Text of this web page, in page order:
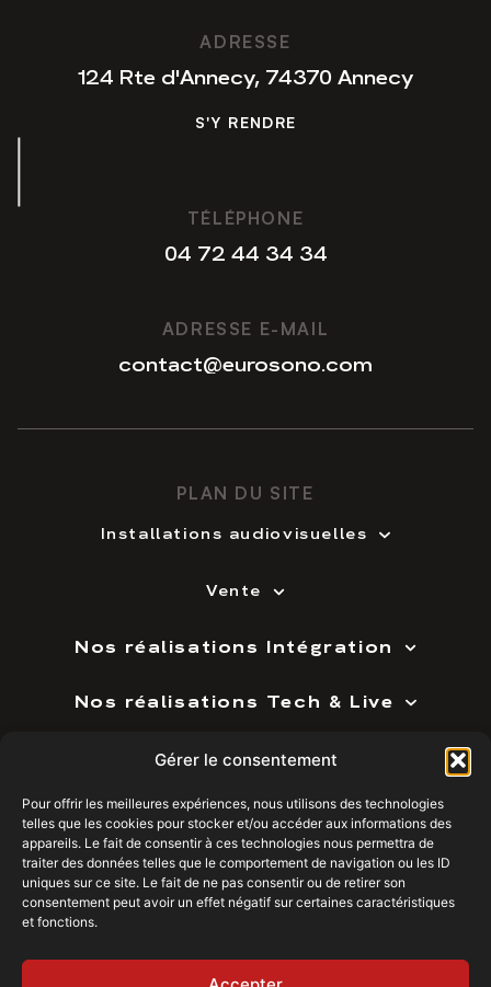
Gérer le consentement
Pour offrir les meilleures expériences, nous utilisons des technologies
telles que les cookies pour stocker et/ou accéder aux informations des
appareils. Le fait de consentir à ces technologies nous permettra de
traiter des données telles que le comportement de navigation ou les ID
uniques sur ce site. Le fait de ne pas consentir ou de retirer son
consentement peut avoir un effet négatif sur certaines caractéristiques
et fonctions.
ADRESSE
124 Rte d'Annecy, 74370 Annecy
S'Y RENDRE
TÉLÉPHONE
04 72 44 34 34
ADRESSE E-MAIL
contact@eurosono.com
contact@eurosono.com
PLAN DU SITE
Installations audiovisuelles
Vente
Nos réalisations Intégration
Nos réalisations Tech & Live
Prestations techniques
Techandlive Locations
ANNECYBOURG-EN-BRESSECHAMBÉRYCLERMONT-FERRANDDIJONGENÈVE